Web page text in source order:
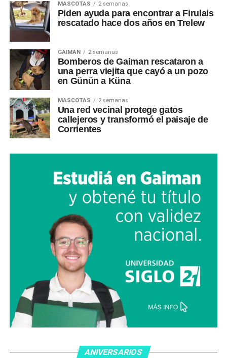
MASCOTAS 2 semanas
Piden ayuda para encontrar a Firulais
rescatado hace dos años en Trelew
GAIMAN 2 semanas
Bomberos de Gaiman rescataron a
una perra viejita que cayó a un pozo
en Günün a Küna
MASCOTAS 2 semanas
Una red vecinal protege gatos
callejeros y transformó el paisaje de
Corrientes
ANIVERSARIOS